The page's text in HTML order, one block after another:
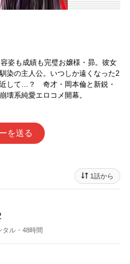
姿も成績も完璧お嬢様・昴。彼女
染の主人公。いつしか遠くなった2
して…？ 奇才・岡本倫と新鋭・
壊系純愛エロコメ開幕。
を送る
1話から
タル・ 48時間